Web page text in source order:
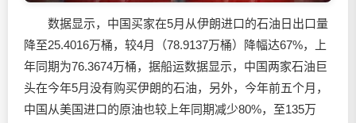
数据显示，中国买家在5月从伊朗进口的石油日出口量
降至25.4016万桶，较4月（78.9137万桶）降幅达67%，上
年同期为76.3674万桶，据船运数据显示，中国两家石油巨
头在今年5月没有购买伊朗的石油，另外，今年前五个月，
中国从美国进口的原油也较上年同期减少80%，至135万